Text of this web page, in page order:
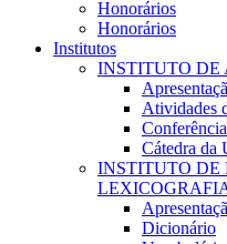
Honorários
Honorários
Institutos
INSTITUTO DE
Atividades
Cátedra da
INSTITUTO DE
Dicionário